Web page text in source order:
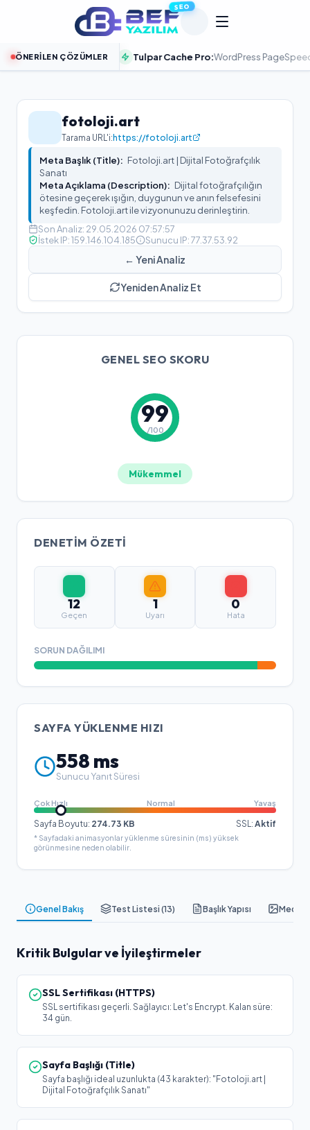
SEO
ÖNERILEN ÇÖZÜMLER
İNCELE Tulpar Cache Pro:WordPress PageSpeed %100
fotoloji.art
Tarama URL'i:https://fotoloji.art
Meta Başlık (Title): Fotoloji.art | Dijital Fotoğrafçılık
Sanatı
Meta Açıklama (Description): Dijital fotoğrafçılığın
ötesine geçerek ışığın, duygunun ve anın felsefesini
keşfedin. Fotoloji.art ile vizyonunuzu derinleştirin.
Son Analiz: 29.05.2026 07:57:57
İstek IP:159.146.104.185 Sunucu IP:77.37.53.92
← Yeni Analiz
Yeniden Analiz Et
GENEL SEO SKORU
99
/100
Mükemmel
DENETIM ÖZETI
12
Geçen
1
Uyarı
0
Hata
SORUN DAĞILIMI
SAYFA YÜKLENME HIZI
558 ms
Sunucu Yanıt Süresi
Çok Hızlı Normal Yavaş
Sayfa Boyutu: 274.73 KB SSL: Aktif
* Sayfadaki animasyonlar yüklenme süresinin (ms) yüksek
görünmesine neden olabilir.
Genel Bakış Test Listesi (13) Başlık Yapısı Medya
Kritik Bulgular ve İyileştirmeler
SSL Sertifikası (HTTPS)
SSL sertifikası geçerli. Sağlayıcı: Let's Encrypt. Kalan süre:
34 gün.
Sayfa Başlığı (Title)
Sayfa başlığı ideal uzunlukta (43 karakter): "Fotoloji.art |
Dijital Fotoğrafçılık Sanatı"